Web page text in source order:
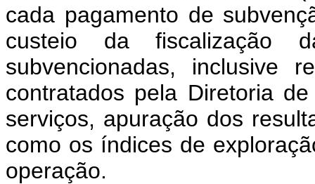
cada pagamento de
custeio da fiscalização
subvencionadas, inclusive
contratados pela Diretoria
serviços, apuração dos
como os índices de
operação.